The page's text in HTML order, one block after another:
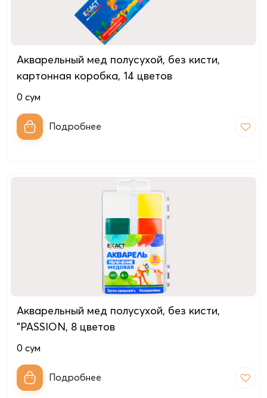
Акварельный мед полусухой, без кисти,
картонная коробкa, 14 цветов
0 сум
Подробнее
Акварельный мед полусухой, без кисти,
"PASSION, 8 цветов
0 сум
Подробнее